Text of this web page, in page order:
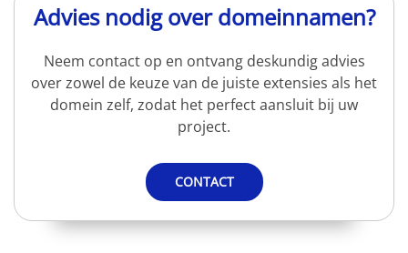
Advies nodig over domeinnamen?
Neem contact op en ontvang deskundig advies
over zowel de keuze van de juiste extensies als het
domein zelf, zodat het perfect aansluit bij uw
project.
CONTACT